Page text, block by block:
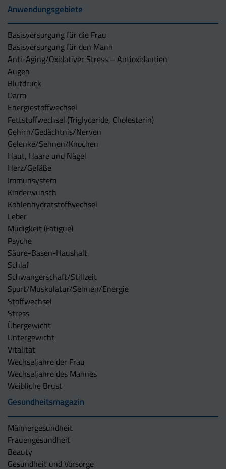
Anwendungsgebiete
Basisversorgung für die Frau
Basisversorgung für den Mann
Anti-Aging/Oxidativer Stress – Antioxidantien
Augen
Blutdruck
Darm
Energiestoffwechsel
Fettstoffwechsel (Triglyceride, Cholesterin)
Gehirn/Gedächtnis/Nerven
Gelenke/Sehnen/Knochen
Haut, Haare und Nägel
Herz/Gefäße
Immunsystem
Kinderwunsch
Kohlenhydratstoffwechsel
Leber
Müdigkeit (Fatigue)
Psyche
Säure-Basen-Haushalt
Schlaf
Schwangerschaft/Stillzeit
Sport/Muskulatur/Sehnen/Energie
Stoffwechsel
Stress
Übergewicht
Untergewicht
Vitalität
Wechseljahre der Frau
Wechseljahre des Mannes
Weibliche Brust
Gesundheitsmagazin
Männergesundheit
Frauengesundheit
Beauty
Gesundheit und Vorsorge